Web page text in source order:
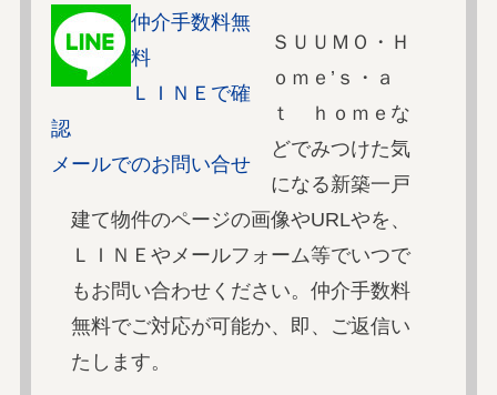
仲介手数料無
料
ＬＩＮＥで確
認
メールでのお問い合せ
ＳＵＵＭＯ・Ｈ
ｏｍｅ’ｓ・ａ
ｔ ｈｏｍｅな
どでみつけた気
になる新築一戸
建て物件のページの画像やURLやを、
ＬＩＮＥやメールフォーム等でいつで
もお問い合わせください。仲介手数料
無料でご対応が可能か、即、ご返信い
たします。